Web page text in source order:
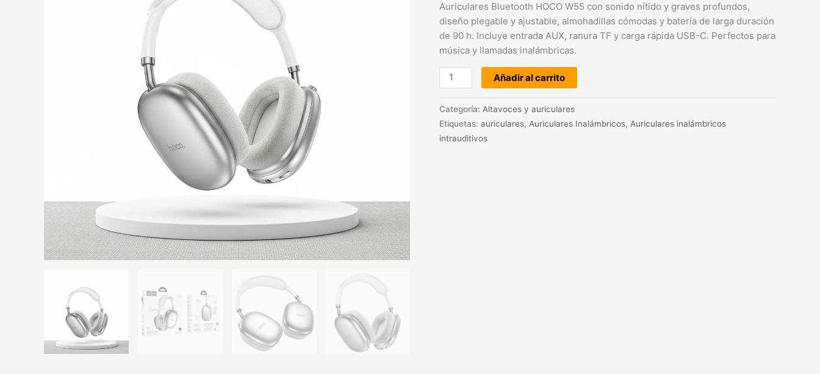
Auriculares Bluetooth HOCO W55 con sonido nítido y graves profundos,
diseño plegable y ajustable, almohadillas cómodas y batería de larga duración
de 90 h. Incluye entrada AUX, ranura TF y carga rápida USB-C. Perfectos para
música y llamadas inalámbricas.
Añadir al carrito
Categoría: Altavoces y auriculares
Etiquetas: auriculares, Auriculares Inalámbricos, Auriculares inalámbricos
intrauditivos